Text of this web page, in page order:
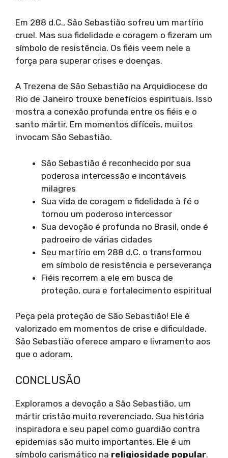
Em 288 d.C., São Sebastião sofreu um martírio
cruel. Mas sua fidelidade e coragem o fizeram um
símbolo de resistência. Os fiéis veem nele a
força para superar crises e doenças.
A Trezena de São Sebastião na Arquidiocese do
Rio de Janeiro trouxe benefícios espirituais. Isso
mostra a conexão profunda entre os fiéis e o
santo mártir. Em momentos difíceis, muitos
invocam São Sebastião.
São Sebastião é reconhecido por sua
poderosa intercessão e incontáveis
milagres
Sua vida de coragem e fidelidade à fé o
tornou um poderoso intercessor
Sua devoção é profunda no Brasil, onde é
padroeiro de várias cidades
Seu martírio em 288 d.C. o transformou
em símbolo de resistência e perseverança
Fiéis recorrem a ele em busca de
proteção, cura e fortalecimento espiritual
Peça pela proteção de São Sebastião! Ele é
valorizado em momentos de crise e dificuldade.
São Sebastião oferece amparo e livramento aos
que o adoram.
CONCLUSÃO
Exploramos a devoção a São Sebastião, um
mártir cristão muito reverenciado. Sua história
inspiradora e seu papel como guardião contra
epidemias são muito importantes. Ele é um
símbolo carismático na religiosidade popular.